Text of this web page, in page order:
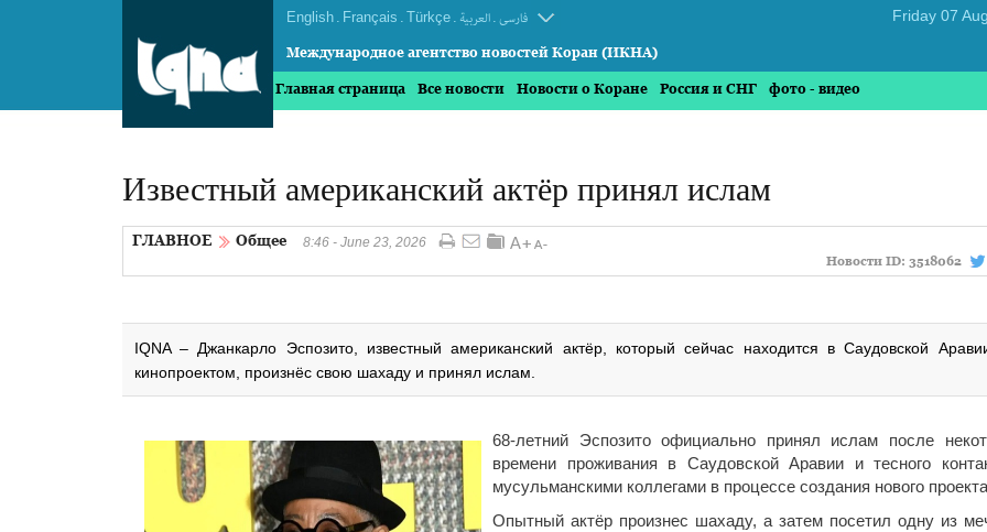
English . Français . Türkçe . العربیة . فارسی
Международное агентство новостей Коран (ИКНА)
Главная страница Все новости Новости о Коране Россия и СНГ фото - видео
Известный американский актёр принял ислам
ГЛАВНОЕ Общее
8:46 - June 23, 2026
Новости ID: 3518062
IQNA – Джанкарло Эспозито, известный американский актёр, который сейчас находится в Саудовской
кинопроектом, произнёс свою шахаду и принял ислам.
68-летний Эспозито официально принял ислам после
времени проживания в Саудовской Аравии и тесного
мусульманскими коллегами в процессе создания нового
Опытный актёр произнес шахаду, а затем посетил одну из